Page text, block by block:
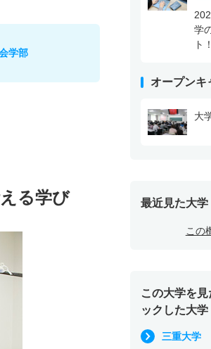
学部
る学び
学
ト！
オープンキ
大
最近見た大学
この
この大学を
ックした大学
三重大学